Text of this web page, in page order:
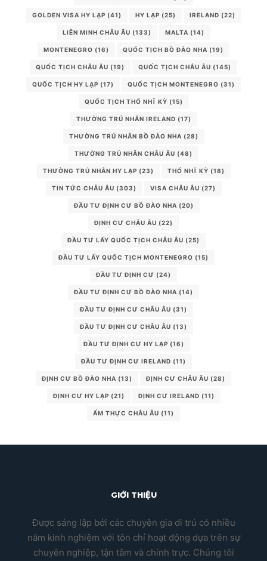
GOLDEN VISA HY LẠP (41) HY LẠP (25) IRELAND (22)
LIÊN MINH CHÂU ÂU (133) MALTA (14)
MONTENEGRO (16) QUỐC TỊCH BỒ ĐÀO NHA (19)
QUỐC TỊCH CHÂU ÂU (19) QUỐC TỊCH CHÂU ÂU (145)
QUỐC TỊCH HY LẠP (17) QUỐC TỊCH MONTENEGRO (31)
QUỐC TỊCH THỔ NHĨ KỲ (15)
THƯỜNG TRÚ NHÂN IRELAND (17)
THƯỜNG TRÚ NHÂN BỒ ĐÀO NHA (28)
THƯỜNG TRÚ NHÂN CHÂU ÂU (48)
THƯỜNG TRÚ NHÂN HY LẠP (23) THỔ NHĨ KỲ (18)
TIN TỨC CHÂU ÂU (303) VISA CHÂU ÂU (27)
ĐẦU TƯ ĐỊNH CƯ BỒ ĐÀO NHA (20)
ĐỊNH CƯ CHÂU ÂU (22)
ĐẦU TƯ LẤY QUỐC TỊCH CHÂU ÂU (25)
ĐẦU TƯ LẤY QUỐC TỊCH MONTENEGRO (15)
ĐẦU TƯ ĐỊNH CƯ (24)
ĐẦU TƯ ĐỊNH CƯ BỒ ĐÀO NHA (14)
ĐẦU TƯ ĐỊNH CƯ CHÂU ÂU (31)
ĐẦU TƯ ĐỊNH CƯ CHÂU ÂU (13)
ĐẦU TƯ ĐỊNH CƯ HY LẠP (16)
ĐẦU TƯ ĐỊNH CƯ IRELAND (11)
ĐỊNH CƯ BỒ ĐÀO NHA (13) ĐỊNH CƯ CHÂU ÂU (28)
ĐỊNH CƯ HY LẠP (21) ĐỊNH CƯ IRELAND (11)
ẨM THỰC CHÂU ÂU (11)
GIỚI THIỆU
Được sáng lập bởi các chuyên gia di trú có nhiều
năm kinh nghiệm với tôn chỉ hoạt động dựa trên sự
chuyên nghiệp, tận tâm và chính trực. Chúng tôi